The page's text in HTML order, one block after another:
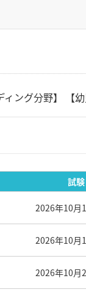
ング分野】 【
試験
2026年10月
2026年10月
2026年10月